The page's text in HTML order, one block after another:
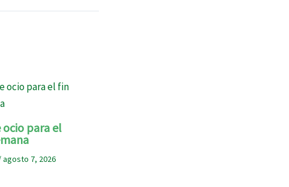
ocio para el
agosto 7, 2026